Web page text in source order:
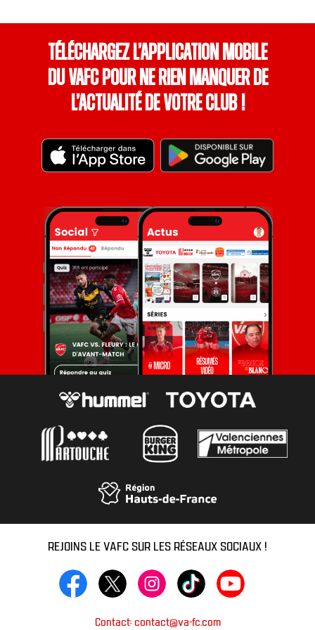
Téléchargez l’application mobile
du VAFC pour ne rien manquer de
l’actualité de votre club !
REJOINS LE VAFC SUR LES RÉSEAUX SOCIAUX !
Contact: contact@va-fc.com